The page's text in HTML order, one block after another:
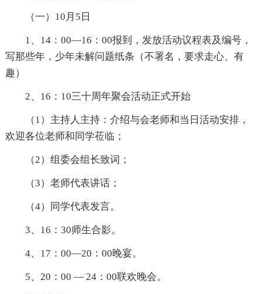
（一）10月5日
1、14：00—16：00报到，发放活动议程表及编号，
写那些年，少年未解问题纸条（不署名，要求走心、有
趣）
2、16：10三十周年聚会活动正式开始
（1）主持人主持：介绍与会老师和当日活动安排，
欢迎各位老师和同学莅临；
（2）组委会组长致词；
（3）老师代表讲话；
（4）同学代表发言。
3、16：30师生合影。
4、17：00—20：00晚宴。
5、20：00 — 24：00联欢晚会。